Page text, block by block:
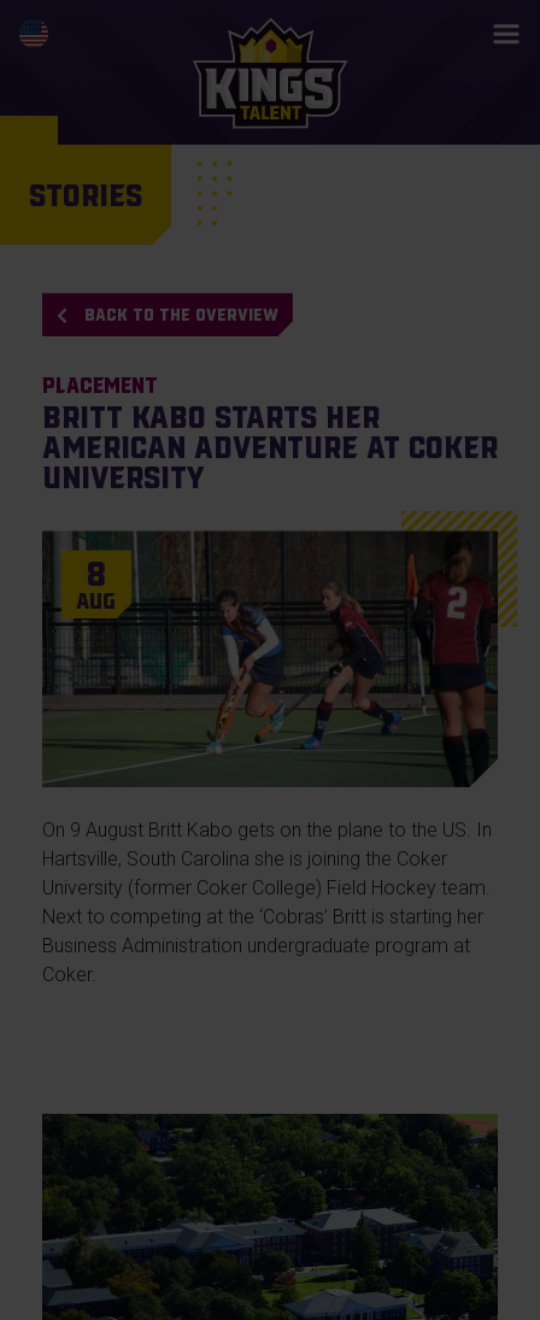
STORIES
BACK TO THE OVERVIEW
Placement
Britt Kabo starts her
American adventure at Coker
University
8
Aug
On 9 August Britt Kabo gets on the plane to the US. In
Hartsville, South Carolina she is joining the Coker
University (former Coker College) Field Hockey team.
Next to competing at the ‘Cobras’ Britt is starting her
Business Administration undergraduate program at
Coker.